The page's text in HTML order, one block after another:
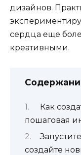
дизайнов.
сердца еще
креативными.
Как
пошаговая
создайте